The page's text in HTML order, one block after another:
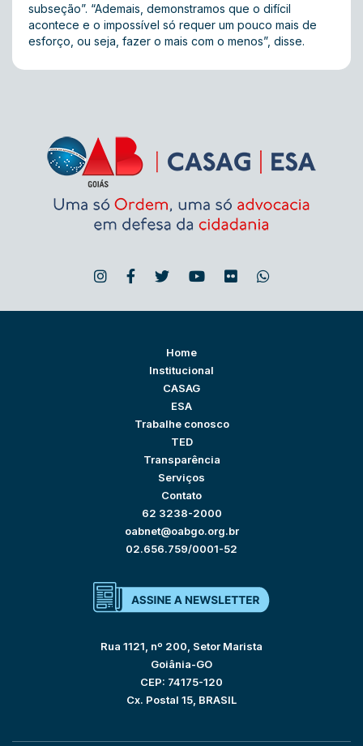
subseção”. “Ademais, demonstramos que o difícil
acontece e o impossível só requer um pouco mais de
esforço, ou seja, fazer o mais com o menos”, disse.
Home
Institucional
CASAG
ESA
Trabalhe conosco
TED
Transparência
Serviços
Contato
62 3238-2000
oabnet@oabgo.org.br
02.656.759/0001-52
Rua 1121, nº 200, Setor Marista
Goiânia-GO
CEP: 74175-120
Cx. Postal 15, BRASIL